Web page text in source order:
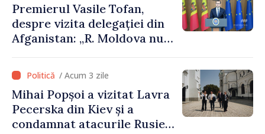
Premierul Vasile Tofan,
despre vizita delegației din
Afganistan: „R. Moldova nu
talibană. Aprobarea acestei
vizite a fost o eroare de
evaluare și de coordonare
instituțională”
/ Acum 3 zile
Mihai Popșoi a vizitat Lavra
Pecerska din Kiev și a
condamnat atacurile Rusiei